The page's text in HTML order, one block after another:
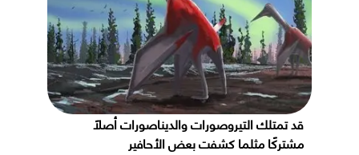
قد تمتلك التيروصورات والديناصورات أصلًا
مشتركًا مثلما كشفت بعض الأحافير